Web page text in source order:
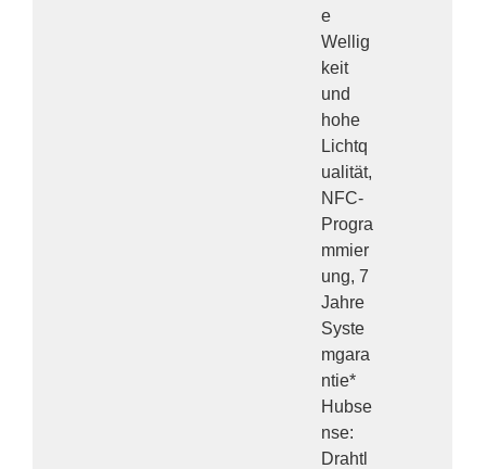
e
Wellig
keit
und
hohe
Lichtq
ualität,
NFC-
Progra
mmier
ung, 7
Jahre
Syste
mgara
ntie*
Hubse
nse:
Drahtl